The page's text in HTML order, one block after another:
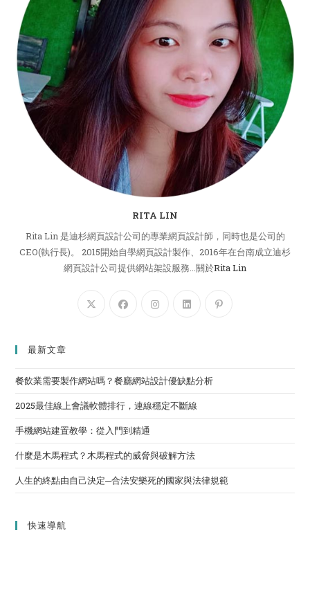
RITA LIN
Rita Lin 是迪杉網頁設計公司的專業網頁設計師，同時也是公司的
CEO(執行長)。 2015開始自學網頁設計製作、2016年在台南成立迪杉
網頁設計公司提供網站架設服務...關於Rita Lin
最新文章
餐飲業需要製作網站嗎？餐廳網站設計優缺點分析
2025最佳線上會議軟體排行，連線穩定不斷線
手機網站建置教學：從入門到精通
什麼是木馬程式？木馬程式的威脅與破解方法
人生的終點由自己決定─合法安樂死的國家與法律規範
快速導航